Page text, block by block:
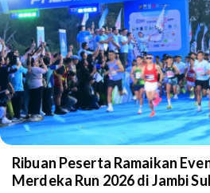
Ribuan Peserta Ramaikan
Merdeka Run 2026 di Jambi